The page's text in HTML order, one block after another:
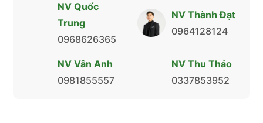
NV Quốc
Trung
0968626365
NV Thành Đạt
0964128124
NV Vân Anh
0981855557
NV Thu Thảo
0337853952